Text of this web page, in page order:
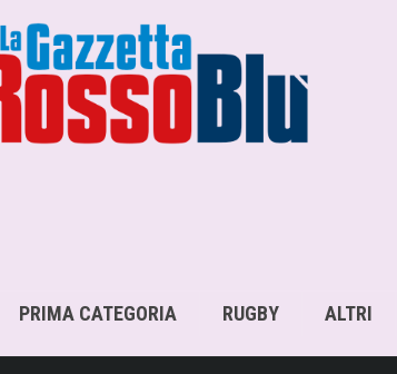
PRIMA CATEGORIA RUGBY ALTRI